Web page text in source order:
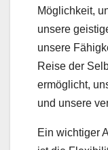
Möglichkeit,
unsere
unsere
Reise der
ermöglicht,
und unsere
Ein wichtiger